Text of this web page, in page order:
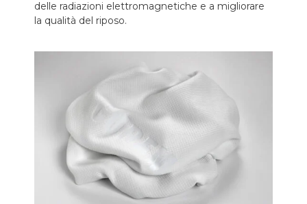
delle radiazioni elettromagnetiche e a migliorare
la qualità del riposo.